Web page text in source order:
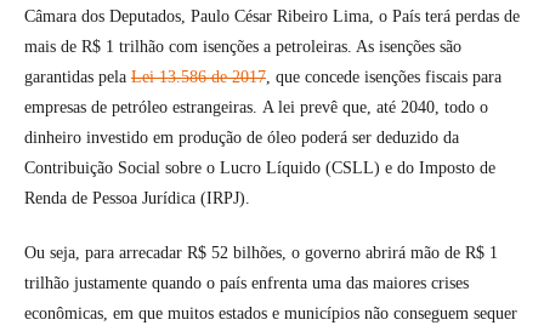
Câmara dos Deputados, Paulo César Ribeiro Lima, o País terá perdas de
mais de R$ 1 trilhão com isenções a petroleiras. As isenções são
garantidas pela Lei 13.586 de 2017 , que concede isenções fiscais para
empresas de petróleo estrangeiras. A lei prevê que, até 2040, todo o
dinheiro investido em produção de óleo poderá ser deduzido da
Contribuição Social sobre o Lucro Líquido (CSLL) e do Imposto de
Renda de Pessoa Jurídica (IRPJ).
Ou seja, para arrecadar R$ 52 bilhões, o governo abrirá mão de R$ 1
trilhão justamente quando o país enfrenta uma das maiores crises
econômicas, em que muitos estados e municípios não conseguem sequer